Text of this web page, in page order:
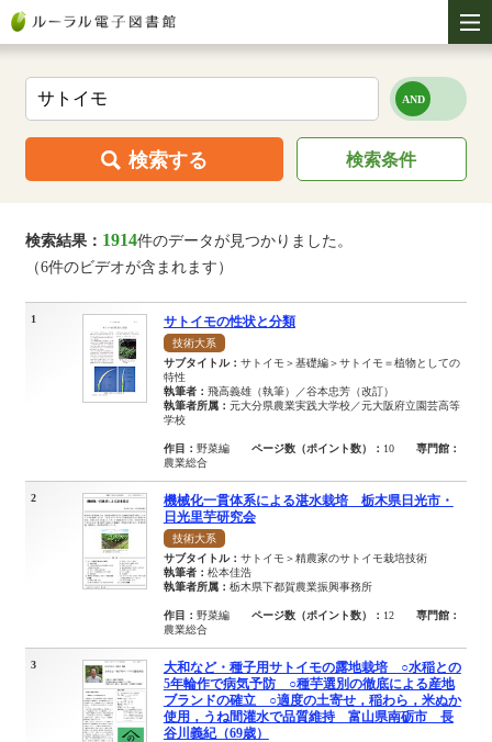
検索する 検索条件
検索結果： 1914件のデータが見つかりました。
（6件のビデオが含まれます）
1 サトイモの性状と分類
技術大系
サブタイトル： サトイモ＞基礎編＞サトイモ＝植物としての
特性
執筆者： 飛高義雄（執筆）／谷本忠芳（改訂）
執筆者所属： 元大分県農業実践大学校／元大阪府立園芸高等
学校
作目： 野菜編 ページ数（ポイント数）： 10
専門館：
農業総合
2
機械化一貫体系による湛水栽培 栃木県日光市・
日光里芋研究会
技術大系
サブタイトル： サトイモ＞精農家のサトイモ栽培技術
執筆者： 松本佳浩
執筆者所属： 栃木県下都賀農業振興事務所
作目： 野菜編 ページ数（ポイント数）： 12
専門館：
農業総合
3
大和など・種子用サトイモの露地栽培 ○水稲との
5年輪作で病気予防 ○種芋選別の徹底による産地
ブランドの確立 ○適度の土寄せ，稲わら，米ぬか
使用，うね間灌水で品質維持 富山県南砺市 長
谷川義紀（69歳）